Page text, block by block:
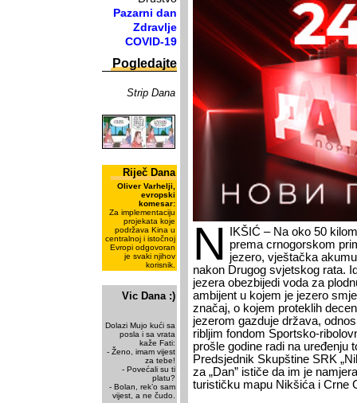
Pazarni dan
Zdravlje
COVID-19
Pogledajte
Strip Dana
Riječ Dana
Oliver Varhelji,
evropski
komesar:
Za implementaciju
projekata koje
podržava Kina u
centralnoj i istočnoj
Evropi odgovoran
je svaki njihov
korisnik.
Vic Dana :)
Dolazi Mujo kući sa
posla i sa vrata
kaže Fati:
- Ženo, imam vijest
za tebe!
- Povećali su ti
platu?
- Bolan, rek’o sam
vijest, a ne čudo.
N IKŠIĆ – Na oko 50
prema crnogorskom
jezero, vještačka
nakon Drugog svjetskog rata.
jezera obezbijedi voda za
ambijent u kojem je jezero
značaj, o kojem proteklih
jezerom gazduje država,
ribljim fondom Sportsko-
prošle godine radi na uređenju
Predsjednik Skupštine SRK
za „Dan” ističe da im je
turističku mapu Nikšića i Crne